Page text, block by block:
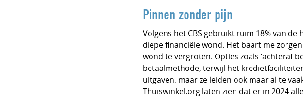
Pinnen zonder pijn
Volgens het CBS gebruikt ruim 18% van
diepe financiële wond. Het baart me
wond te vergroten. Opties zoals ‘achteraf
betaalmethode, terwijl het
uitgaven, maar ze leiden ook maar al te
Thuiswinkel.org laten zien dat er in 2024